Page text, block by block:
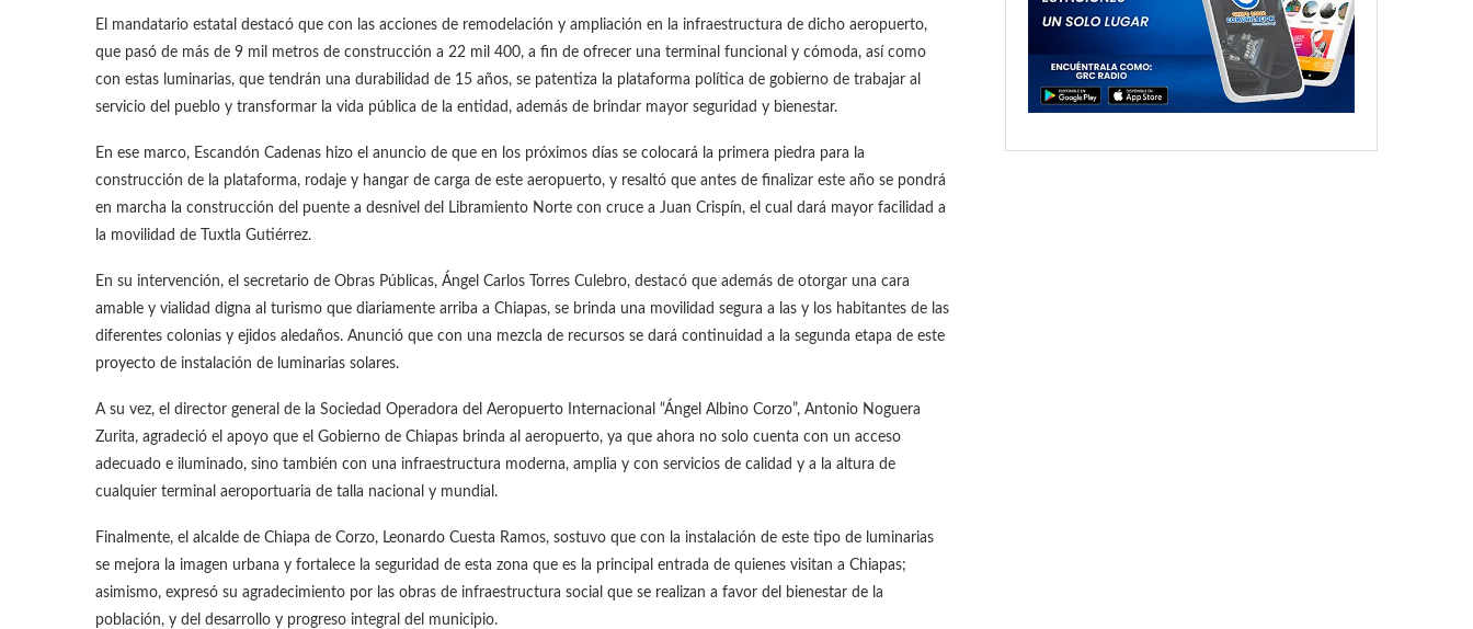
El mandatario estatal destacó que con las acciones de remodelación y ampliación en la infraestructura de dicho aeropuerto,
que pasó de más de 9 mil metros de construcción a 22 mil 400, a fin de ofrecer una terminal funcional y cómoda, así como
con estas luminarias, que tendrán una durabilidad de 15 años, se patentiza la plataforma política de gobierno de trabajar al
servicio del pueblo y transformar la vida pública de la entidad, además de brindar mayor seguridad y bienestar.
En ese marco, Escandón Cadenas hizo el anuncio de que en los próximos días se colocará la primera piedra para la
construcción de la plataforma, rodaje y hangar de carga de este aeropuerto, y resaltó que antes de finalizar este año se pondrá
en marcha la construcción del puente a desnivel del Libramiento Norte con cruce a Juan Crispín, el cual dará mayor facilidad a
la movilidad de Tuxtla Gutiérrez.
En su intervención, el secretario de Obras Públicas, Ángel Carlos Torres Culebro, destacó que además de otorgar una cara
amable y vialidad digna al turismo que diariamente arriba a Chiapas, se brinda una movilidad segura a las y los habitantes de las
diferentes colonias y ejidos aledaños. Anunció que con una mezcla de recursos se dará continuidad a la segunda etapa de este
proyecto de instalación de luminarias solares.
A su vez, el director general de la Sociedad Operadora del Aeropuerto Internacional “Ángel Albino Corzo”, Antonio Noguera
Zurita, agradeció el apoyo que el Gobierno de Chiapas brinda al aeropuerto, ya que ahora no solo cuenta con un acceso
adecuado e iluminado, sino también con una infraestructura moderna, amplia y con servicios de calidad y a la altura de
cualquier terminal aeroportuaria de talla nacional y mundial.
Finalmente, el alcalde de Chiapa de Corzo, Leonardo Cuesta Ramos, sostuvo que con la instalación de este tipo de luminarias
se mejora la imagen urbana y fortalece la seguridad de esta zona que es la principal entrada de quienes visitan a Chiapas;
asimismo, expresó su agradecimiento por las obras de infraestructura social que se realizan a favor del bienestar de la
población, y del desarrollo y progreso integral del municipio.